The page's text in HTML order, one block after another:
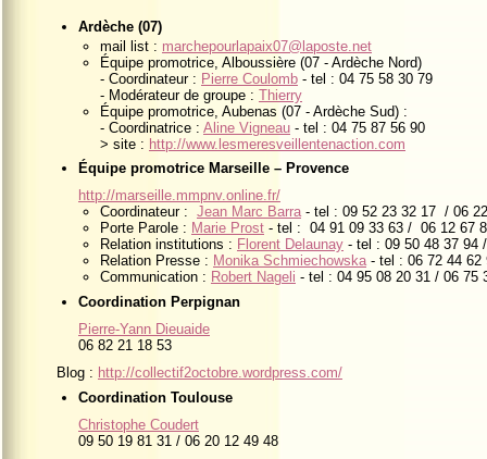
Ardèche (07)
mail list : marchepourlapaix07@laposte.net
Équipe promotrice, Alboussière (07 - Ardèche Nord)
- Coordinateur : Pierre Coulomb - tel : 04 75 58 30 79
- Modérateur de groupe : Thierry
Équipe promotrice, Aubenas (07 - Ardèche Sud) :
- Coordinatrice : Aline Vigneau - tel : 04 75 87 56 90
> site : http://www.lesmeresveillentenaction.com
Équipe promotrice Marseille – Provence
http://marseille.mmpnv.online.fr/
Coordinateur : Jean Marc Barra- tel : 09 52 23 32 17 / 06
Porte Parole : Marie Prost - tel : 04 91 09 33 63 / 06 12 67
Relation institutions : Florent Delaunay - tel : 09 50 48 37 94
Relation Presse : Monika Schmiechowska- tel : 06 72 44 62
Communication : Robert Nageli - tel : 04 95 08 20 31 / 06 75
Coordination Perpignan
Pierre-Yann Dieuaide
06 82 21 18 53
Blog : http://collectif2octobre.wordpress.com/
Coordination Toulouse
Christophe Coudert
09 50 19 81 31 / 06 20 12 49 48